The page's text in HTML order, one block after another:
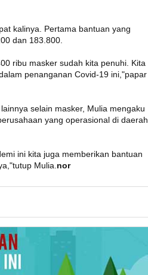
kalinya. Pertama bantuan yang
dan 183.800.
ribu masker sudah kita penuhi. Kita
penanganan Covid-19 ini,"papar
selain masker, Mulia mengaku
yang operasional di daerah
ini kita juga memberikan bantuan
Mulia. nor